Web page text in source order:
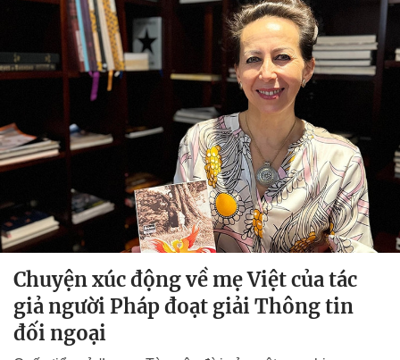
Chuyện xúc động về mẹ Việt của tác
giả người Pháp đoạt giải Thông tin
đối ngoại